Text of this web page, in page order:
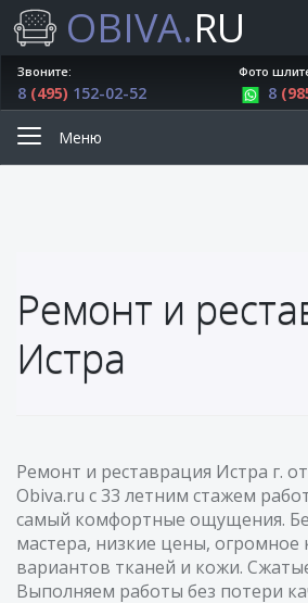
OBIVA.RU
Звоните:
8 (495) 152-02-52
Фото
8
Меню
Ремонт и
Истра
Ремонт и реставрация Истра г.
Obiva.ru с 33 летним стажем
самый комфортные ощущения.
мастера, низкие цены, огромное
вариантов тканей и кожи.
Выполняем работы без потери